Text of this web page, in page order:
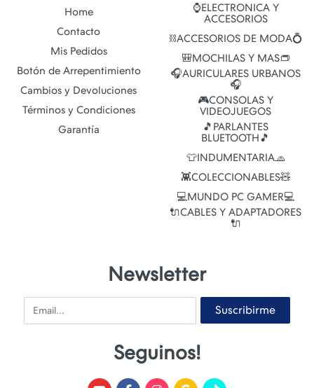
Home
Contacto
Mis Pedidos
Botón de Arrepentimiento
Cambios y Devoluciones
Términos y Condiciones
Garantía
⌚ELECTRONICA Y
ACCESORIOS
⛓️ACCESORIOS DE MODA💍
🎒MOCHILAS Y MAS👝
🎧AURICULARES URBANOS
🎧
🎮CONSOLAS Y
VIDEOJUEGOS
🎵PARLANTES
BLUETOOTH🎵
👕INDUMENTARIA🧢
👾COLECCIONABLES🧸
💻MUNDO PC GAMER💻
🔌CABLES Y ADAPTADORES
🔌
Newsletter
Email Suscribirme
Seguinos!